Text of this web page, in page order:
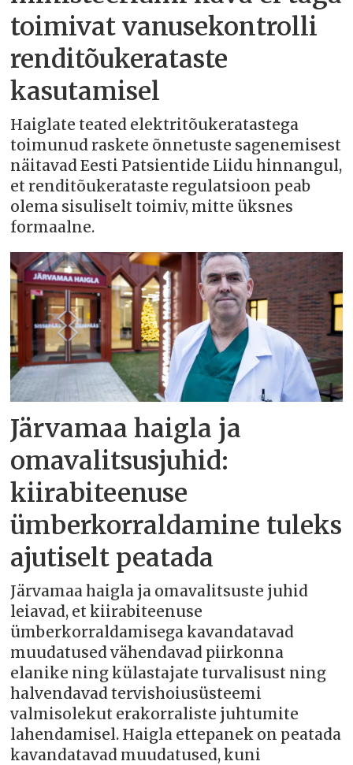
toimivat vanusekontrolli
renditõukerataste
kasutamisel
Haiglate teated elektritõukeratastega
toimunud raskete õnnetuste sagenemisest
näitavad Eesti Patsientide Liidu hinnangul,
et renditõukerataste regulatsioon peab
olema sisuliselt toimiv, mitte üksnes
formaalne.
Järvamaa haigla ja
omavalitsusjuhid:
kiirabiteenuse
ümberkorraldamine tuleks
ajutiselt peatada
Järvamaa haigla ja omavalitsuste juhid
leiavad, et kiirabiteenuse
ümberkorraldamisega kavandatavad
muudatused vähendavad piirkonna
elanike ning külastajate turvalisust ning
halvendavad tervishoiusüsteemi
valmisolekut erakorraliste juhtumite
lahendamisel. Haigla ettepanek on peatada
kavandatavad muudatused, kuni